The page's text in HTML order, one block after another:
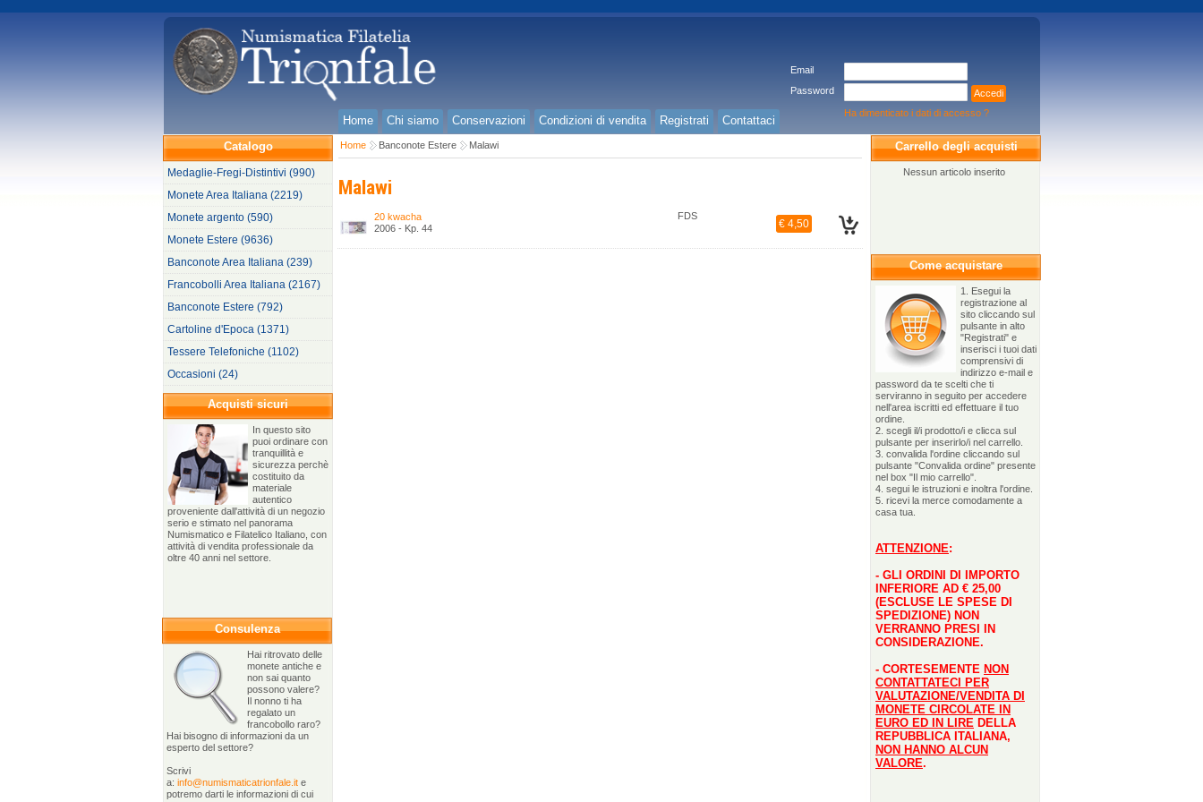
Email
Password
Accedi
Ha dimenticato i dati di accesso ?
Home Chi siamo Conservazioni Condizioni di vendita Registrati
Contattaci
Catalogo
Medaglie-Fregi-Distintivi (990)
Monete Area Italiana (2219)
Monete argento (590)
Monete Estere (9636)
Banconote Area Italiana (239)
Francobolli Area Italiana (2167)
Banconote Estere (792)
Cartoline d'Epoca (1371)
Tessere Telefoniche (1102)
Occasioni (24)
Acquisti sicuri
In questo sito
puoi ordinare con
tranquillità e
sicurezza perchè
costituito da
materiale
autentico
proveniente dall'attività di un negozio
serio e stimato nel panorama
Numismatico e Filatelico Italiano, con
attività di vendita professionale da
oltre 40 anni nel settore.
Consulenza
Hai ritrovato delle
monete antiche e
non sai quanto
possono valere?
Il nonno ti ha
regalato un
francobollo raro?
Hai bisogno di informazioni da un
esperto del settore?
Scrivi
a: info@numismaticatrionfale.it e
potremo darti le informazioni di cui
Carrello degli acquisti
Nessun articolo inserito
Come acquistare
1. Esegui la
registrazione al
sito cliccando sul
pulsante in alto
"Registrati" e
inserisci i tuoi dati
comprensivi di
indirizzo e-mail e
password da te scelti che ti
serviranno in seguito per accedere
nell'area iscritti ed effettuare il tuo
ordine.
2. scegli il/i prodotto/i e clicca sul
pulsante per inserirlo/i nel carrello.
3. convalida l'ordine cliccando sul
pulsante "Convalida ordine" presente
nel box "Il mio carrello".
4. segui le istruzioni e inoltra l'ordine.
5. ricevi la merce comodamente a
casa tua.
ATTENZIONE:
- GLI ORDINI DI IMPORTO
INFERIORE AD € 25,00
(ESCLUSE LE SPESE DI
SPEDIZIONE) NON
VERRANNO PRESI IN
CONSIDERAZIONE.
- CORTESEMENTE NON
CONTATTATECI PER
VALUTAZIONE/VENDITA DI
MONETE CIRCOLATE IN
EURO ED IN LIRE DELLA
REPUBBLICA ITALIANA,
NON HANNO ALCUN
VALORE.
Home Banconote Estere Malawi
Malawi
20 kwacha
FDS
2006 - Kp. 44
€ 4,50